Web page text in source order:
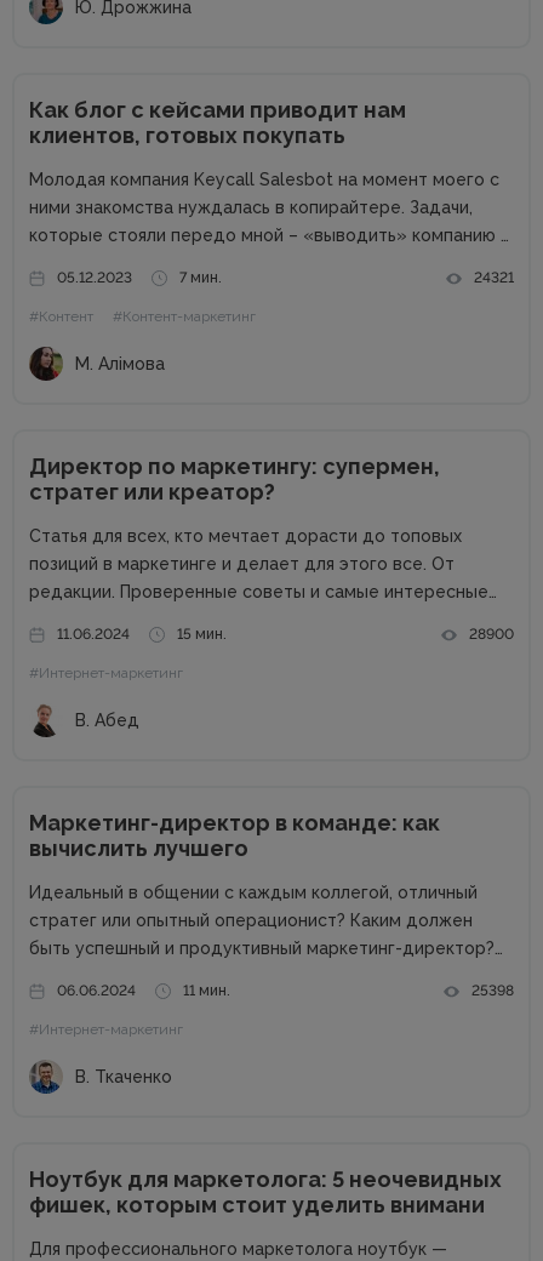
Ю. Дрожжина
Как блог с кейсами приводит нам
клиентов, готовых покупать
Молодая компания Keycall Salesbot на момент моего с
ними знакомства нуждалась в копирайтере. Задачи,
которые стояли передо мной – «выводить» компанию в
несколько размытая, но все же ясная – мне
предлагалась позиция...
05.12.2023 7 мин. 24321
#Контент #Контент-маркетинг
М. Алімова
Директор по маркетингу: супермен,
стратег или креатор?
Статья для всех, кто мечтает дорасти до топовых
позиций в маркетинге и делает для этого все. От
редакции. Проверенные советы и самые интересные
на наш телеграм-канал и получайте каждую неделю
новую порцию...
11.06.2024 15 мин. 28900
#Интернет-маркетинг
В. Абед
Маркетинг-директор в команде: как
вычислить лучшего
Идеальный в общении с каждым коллегой, отличный
стратег или опытный операционист? Каким должен
быть успешный и продуктивный маркетинг-директор?
Directors Day рассказал Виталий Ткаченко. Виталий –
соучредитель Tkachenko & Myroniuk Marketing Agency,
имеет огромный опыт...
06.06.2024 11 мин. 25398
#Интернет-маркетинг
В. Ткаченко
Ноутбук для маркетолога: 5 неочевидных
фишек, которым стоит уделить внимани
Для профессионального маркетолога ноутбук —